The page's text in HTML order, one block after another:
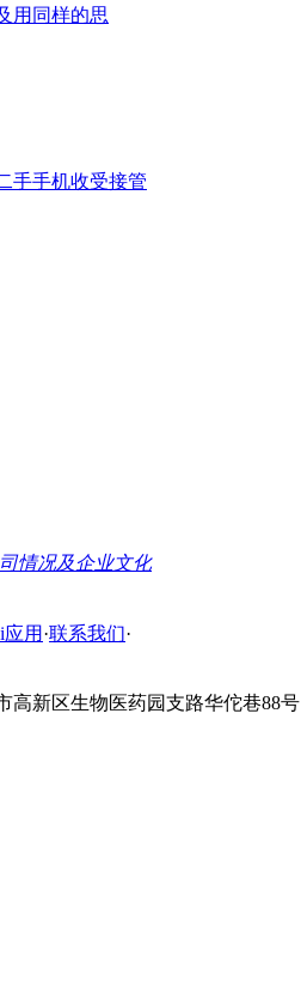
用同样的思
手手机收受接管
情况及企业文化
应用 ·联系我们·
高新区生物医药园支路华佗巷88号